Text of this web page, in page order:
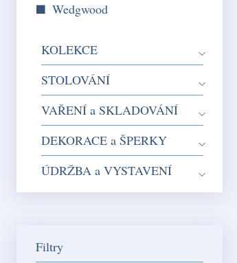
Wedgwood
KOLEKCE
STOLOVÁNÍ
VAŘENÍ a SKLADOVÁNÍ
DEKORACE a ŠPERKY
ÚDRŽBA a VYSTAVENÍ
Filtry